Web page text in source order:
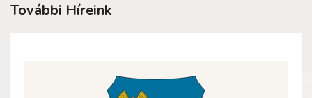
További Híreink